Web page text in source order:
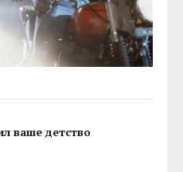
ваше детство